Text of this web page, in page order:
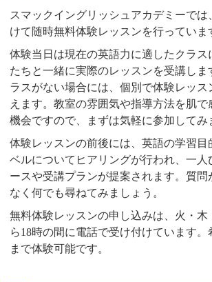
スマックイングリッシュアカデミーでは
けて随時無料体験レッスンを行っていま
体験当日は現在の英語力に適したクラス
たちと一緒に実際のレッスンを受講しま
ラスがない場合には、個別で体験レッス
えます。教室の雰囲気や指導方法を肌で
機会ですので、まずは気軽に参加してみ
体験レッスンの前後には、英語の学習目
ベルについてヒアリングが行われ、一人
ースや受講プランが提案されます。質問
なく何でも尋ねてみましょう。
無料体験レッスンの申し込みは、火・木
ら18時の間に電話で受け付けています。
まで体験可能です。